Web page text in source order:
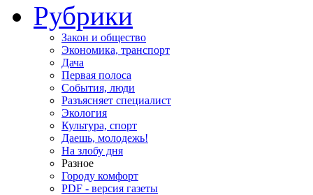
Рубрики
Закон и общество
Экономика, транспорт
Дача
Первая полоса
События, люди
Разъясняет специалист
Экология
Культура, спорт
Даешь, молодежь!
На злобу дня
Разное
Городу комфорт
PDF - версия газеты